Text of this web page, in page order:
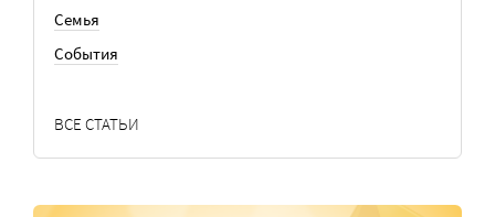
Семья
События
ВСЕ СТАТЬИ